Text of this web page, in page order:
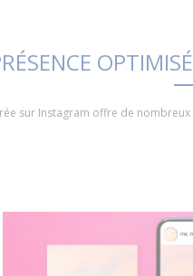
sur Instagram offre de